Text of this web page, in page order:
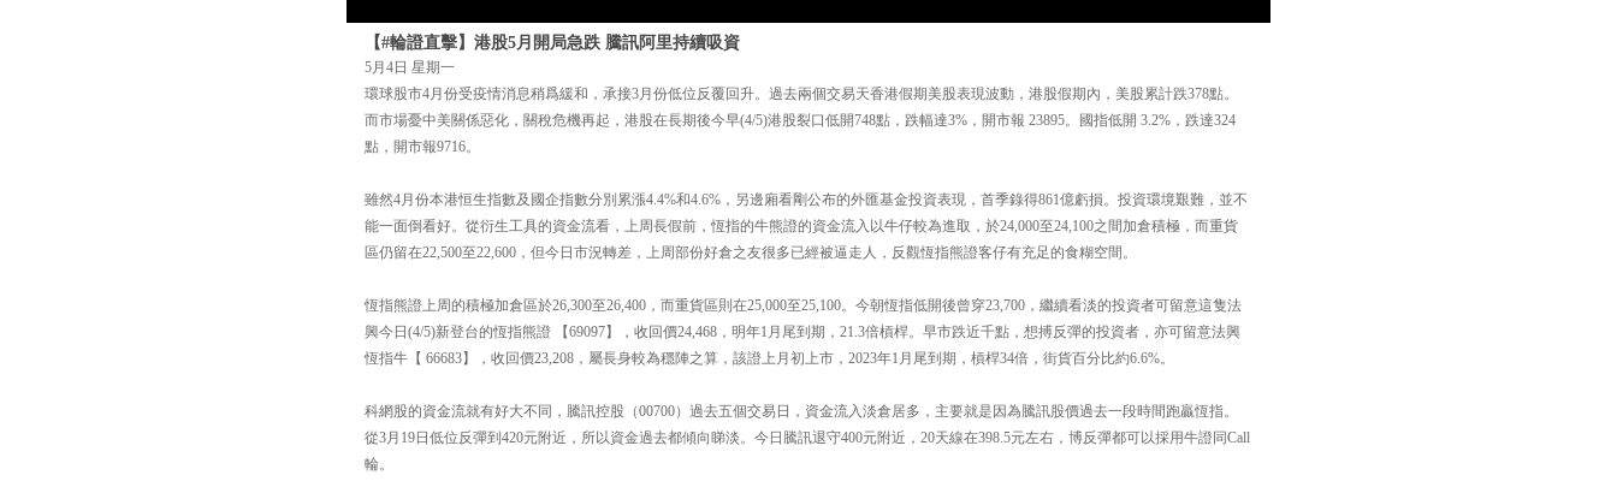
【#輪證直擊】港股5月開局急跌 騰訊阿里持續吸資
5月4日 星期一
環球股市4月份受疫情消息稍爲緩和，承接3月份低位反覆回升。過去兩個交易天香港假期美股表現波動，港股假期內，美股累計跌378點。
而市場憂中美關係惡化，關稅危機再起，港股在長期後今早(4/5)港股裂口低開748點，跌幅達3%，開市報 23895。國指低開 3.2%，跌達324
點，開市報9716。
雖然4月份本港恒生指數及國企指數分別累漲4.4%和4.6%，另邊廂看剛公布的外匯基金投資表現，首季錄得861億虧損。投資環境艱難，並不
能一面倒看好。從衍生工具的資金流看，上周長假前，恆指的牛熊證的資金流入以牛仔較為進取，於24,000至24,100之間加倉積極，而重貨
區仍留在22,500至22,600，但今日市況轉差，上周部份好倉之友很多已經被逼走人，反觀恆指熊證客仔有充足的食糊空間。
恆指熊證上周的積極加倉區於26,300至26,400，而重貨區則在25,000至25,100。今朝恆指低開後曾穿23,700，繼續看淡的投資者可留意這隻法
興今日(4/5)新登台的恆指熊證 【69097】，收回價24,468，明年1月尾到期，21.3倍槓桿。早市跌近千點，想搏反彈的投資者，亦可留意法興
恆指牛【 66683】，收回價23,208，屬長身較為穩陣之算，該證上月初上市，2023年1月尾到期，槓桿34倍，街貨百分比約6.6%。
科網股的資金流就有好大不同，騰訊控股（00700）過去五個交易日，資金流入淡倉居多，主要就是因為騰訊股價過去一段時間跑贏恆指。
從3月19日低位反彈到420元附近，所以資金過去都傾向睇淡。今日騰訊退守400元附近，20天線在398.5元左右，博反彈都可以採用牛證同Call
輪。